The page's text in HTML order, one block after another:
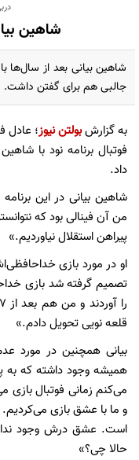
شاهین
شاهین بیانی بعد از
جالبی هم برای گفتن داشت.
به گزارشبولتن نیوز؛ عادل
فوتبال برنامه نود با
داد.
شاهین بیانی در این
من‌ آن فینالی بود که
پیراهن استقلال نیاوردیم.»
تصمیم گرفته شد بازی
قلعه نویی تحویل دادم.»
بیانی همچنین در مورد
همیشه وجود داشته که به
می‌کنم زمانی فوتبال بازی
و ما با عشق بازی می‌کردیم.
است. عشق درش وجود
حالا چی؟»